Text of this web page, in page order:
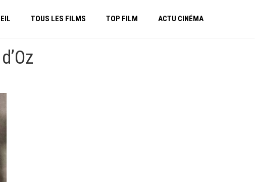
TOUS LES FILMS TOP FILM ACTU CINÉMA